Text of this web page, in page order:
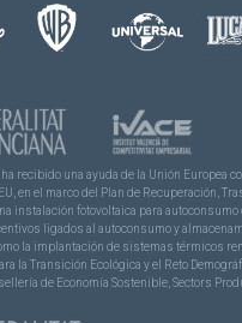
recibido una ayuda de la Unión Europea
en el marco del Plan de Recuperación,
instalación fotovoltaica para
ligados al autoconsumo y
la implantación de sistemas térmicos
la Transición Ecológica y el Reto
de Economía Sostenible, Sectors